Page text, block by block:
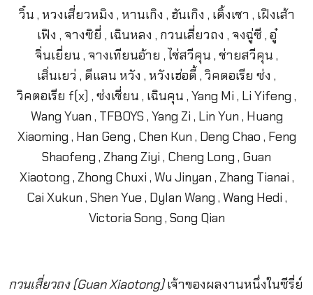
กวนเสี่ยวถง (Guan Xiaotong)เจ้าของผลงานหนึ่งในซีรี่ย์